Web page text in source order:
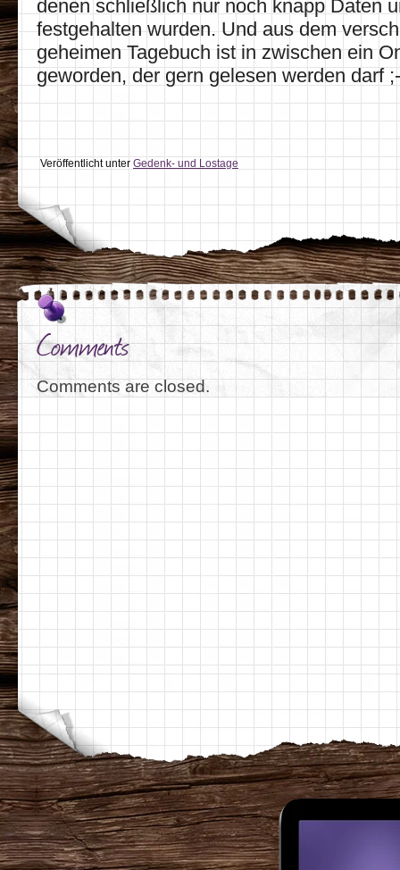
denen schließlich nur noch knapp Daten
festgehalten wurden. Und aus dem
geheimen Tagebuch ist in zwischen ein
geworden, der gern gelesen werden darf
Veröffentlicht unter Gedenk- und Lostage
Comments
Comments are closed.